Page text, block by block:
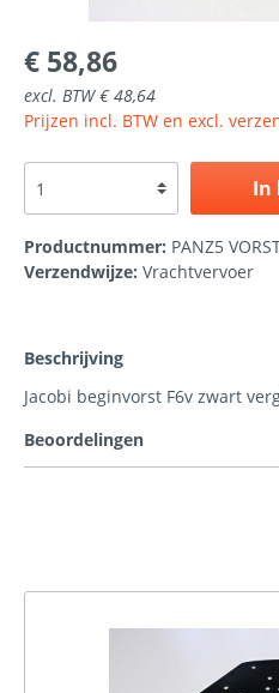
€ 58,86
excl. BTW € 48,64
Prijzen incl. BTW en excl.
In
Productnummer: PANZ5
Verzendwijze: Vrachtvervoer
Beschrijving
Jacobi beginvorst F6v zwart
Beoordelingen